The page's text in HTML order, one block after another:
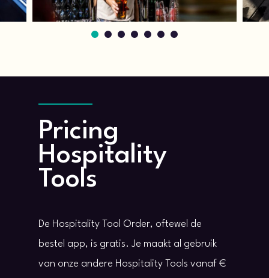
1 2 3 4 5 6 7
Pricing
Hospitality
Tools
De Hospitality Tool Order, oftewel de
bestel app, is gratis. Je maakt al gebruik
van onze andere Hospitality Tools vanaf €